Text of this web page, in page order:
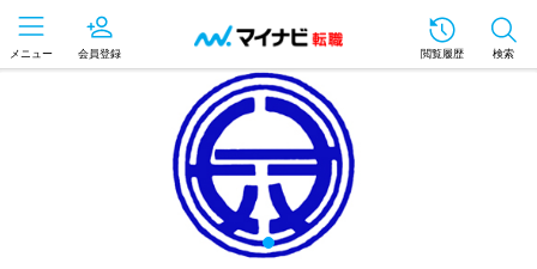
メニュー 会員登録 閲覧履歴 検索